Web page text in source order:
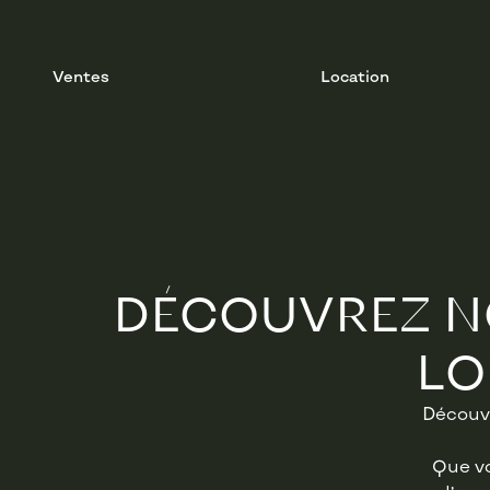
Ventes Location
DÉCOUVREZ
Que